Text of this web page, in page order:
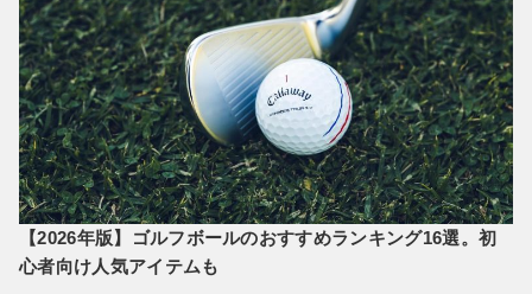
【2026年版】ゴルフボールのおすすめランキング16選。初
心者向け人気アイテムも